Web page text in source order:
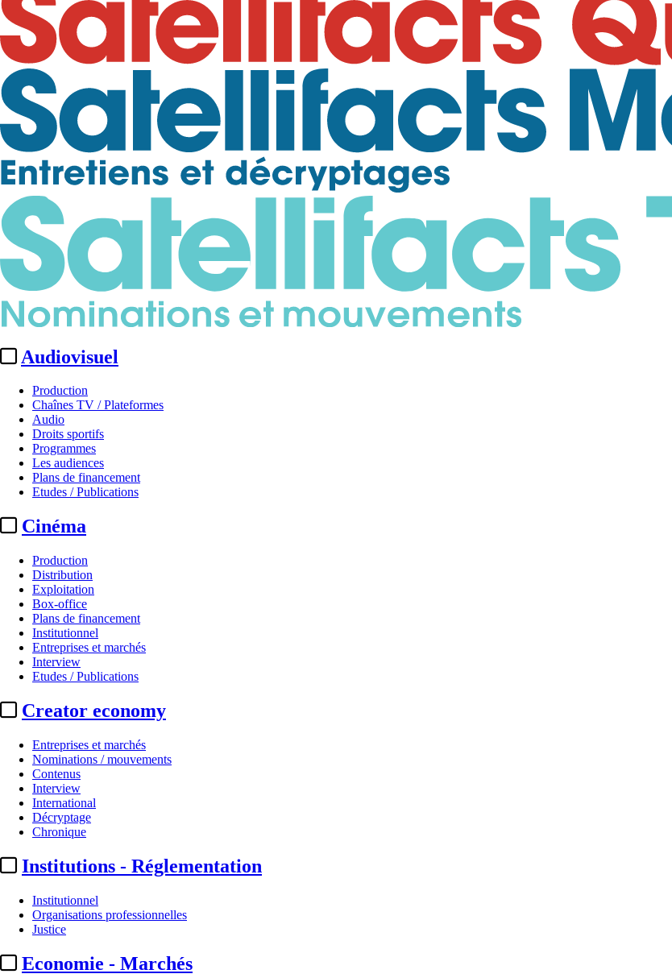
Audiovisuel
Production
Chaînes TV / Plateformes
Audio
Droits sportifs
Programmes
Les audiences
Plans de financement
Etudes / Publications
Cinéma
Production
Distribution
Exploitation
Box-office
Plans de financement
Institutionnel
Entreprises et marchés
Interview
Etudes / Publications
Creator economy
Entreprises et marchés
Nominations / mouvements
Contenus
Interview
International
Décryptage
Chronique
Institutions - Réglementation
Institutionnel
Organisations professionnelles
Justice
Economie - Marchés
Production
UGC :Pierre Jolivet en tournage d'« Une vie de rêve » avec ...
Par
Julie Souvestre